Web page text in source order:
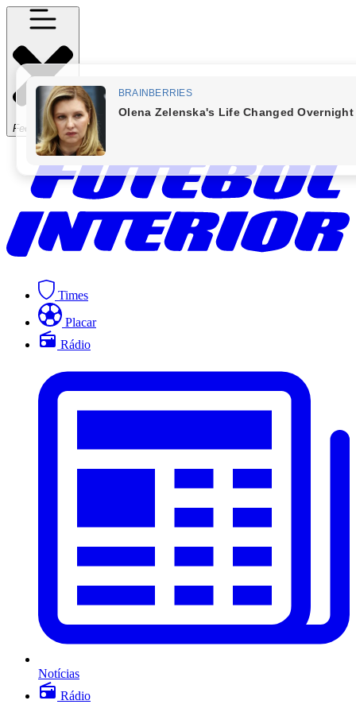
Fechar Menu
Times
Placar
Rádio
Notícias
Rádio